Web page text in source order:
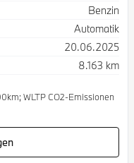
Benzin
Automatik
20.06.2025
8.163 km
WLTP CO2-Emissionen